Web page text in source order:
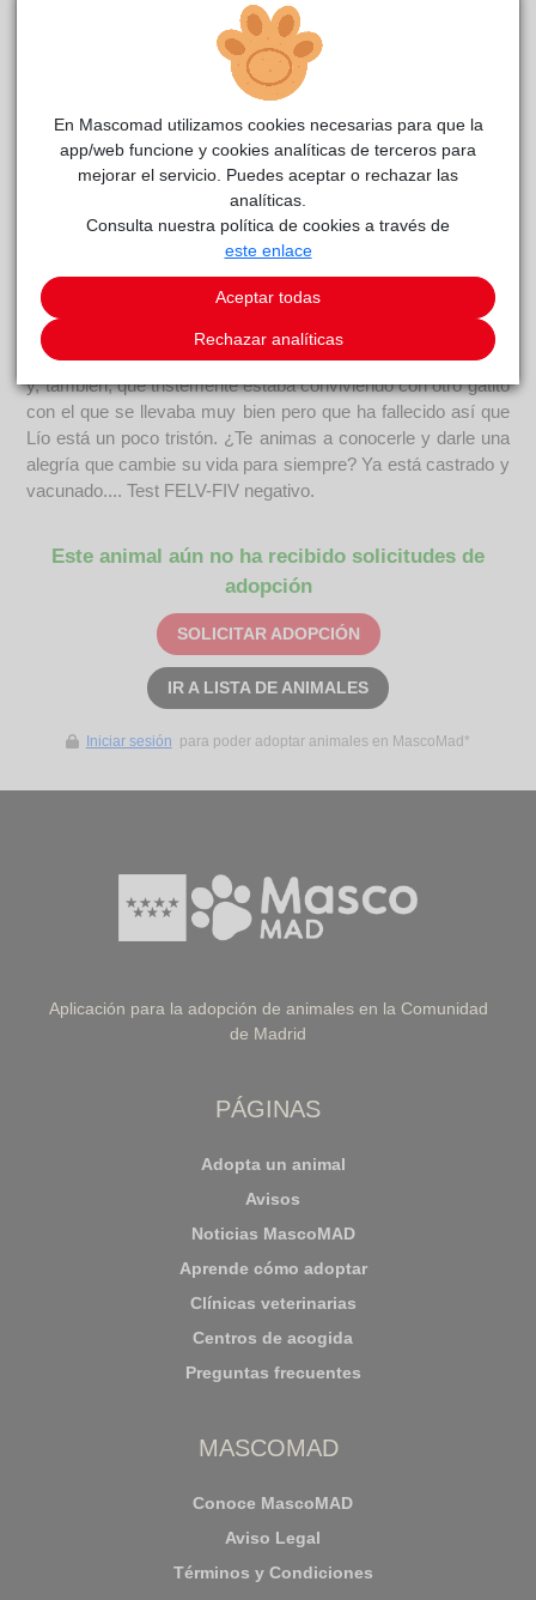
Está en casa de acogida. Lío y sus hermanos fueron
abandonados dentro de una caja en el arcén de una carretera.
Por suerte, una buena mujer los encontró. Todos estaban en
muy mal estado con los ojitos infectados. Poco a poco,
fueron poniéndose mejor y tres de ellos encontraron un hogar.
Lío, en cambio no ha tenido esa suerte en ninguno de los
aspectos. A raíz de la infección, perdió la visibilidad en uno de
sus ojitos y sigue sin encontrar familia adoptiva. Como os
hemos mencionado en otras ocasiones, ellos tienen una
capacidad de adaptación increíble y para nada supone un
handicap en su día a día no disponer de la visión de ambos
ojos. Por lo demás, Lío es un gato estupendo. Desde su
casa de acogida nos cuentan los sociable y cariñoso que es
y, también, que tristemente estaba conviviendo con otro gatito
con el que se llevaba muy bien pero que ha fallecido así que
Lío está un poco tristón. ¿Te animas a conocerle y darle una
alegría que cambie su vida para siempre? Ya está castrado y
vacunado.... Test FELV-FIV negativo.
Este animal aún no ha recibido solicitudes de
adopción
SOLICITAR ADOPCIÓN
IR A LISTA DE ANIMALES
Iniciar sesión para poder adoptar animales en MascoMad*
Aplicación para la adopción de animales en la Comunidad
de Madrid
PÁGINAS
Adopta un animal
Avisos
Noticias MascoMAD
Aprende cómo adoptar
Clínicas veterinarias
Centros de acogida
Preguntas frecuentes
MASCOMAD
Conoce MascoMAD
Aviso Legal
Términos y Condiciones
En Mascomad utilizamos cookies necesarias para que la
app/web funcione y cookies analíticas de terceros para
mejorar el servicio. Puedes aceptar o rechazar las
analíticas.
Consulta nuestra política de cookies a través de
este enlace
Aceptar todas
Rechazar analíticas